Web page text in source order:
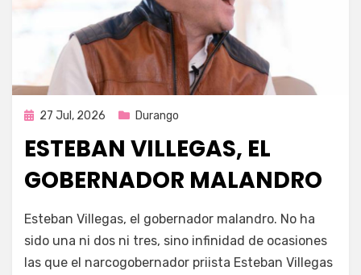
Publicada
27 Jul, 2026 Durango
ESTEBAN VILLEGAS, EL
GOBERNADOR MALANDRO
por Fernando Miranda Servín
Esteban Villegas, el gobernador malandro. No ha
sido una ni dos ni tres, sino infinidad de ocasiones
las que el narcogobernador priista Esteban Villegas